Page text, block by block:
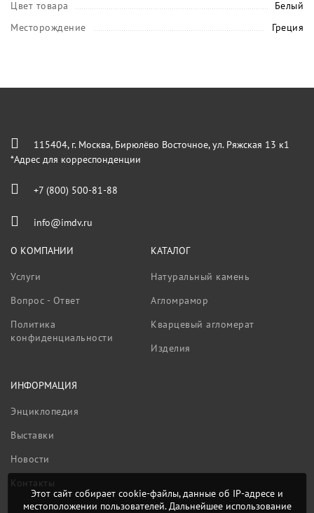
Цвет товара
Белый
Месторождение
Греция
115404, г. Москва, Бирюлёво Восточное, ул. Ряжская 13 к1
*Адрес для корреспонденции
+7 (800) 500-81-88
info@imdv.ru
О КОМПАНИИ
Услуги
Вопрос - Ответ
Политика
конфиденциальности
КАТАЛОГ
Натуральный камень
Агломрамор
Кварцевый агломерат
Изделия
ИНФОРМАЦИЯ
Энциклопедия
Выставки
Новости
Контакты
Этот сайт собирает cookie-файлы, данные об IP-адресе и
местоположении пользователей. Дальнейшее использование